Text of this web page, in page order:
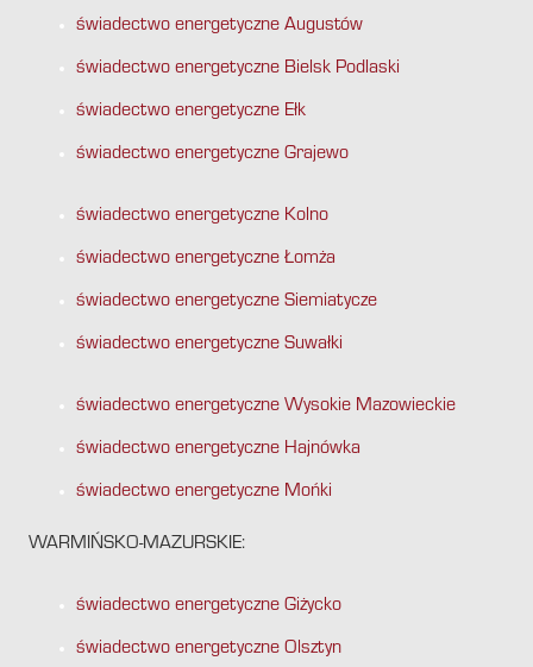
świadectwo energetyczne Augustów
świadectwo energetyczne Bielsk Podlaski
świadectwo energetyczne Ełk
świadectwo energetyczne Grajewo
świadectwo energetyczne Kolno
świadectwo energetyczne Łomża
świadectwo energetyczne Siemiatycze
świadectwo energetyczne Suwałki
świadectwo energetyczne Wysokie Mazowieckie
świadectwo energetyczne Hajnówka
świadectwo energetyczne Mońki
WARMIŃSKO-MAZURSKIE:
świadectwo energetyczne Giżycko
świadectwo energetyczne Olsztyn